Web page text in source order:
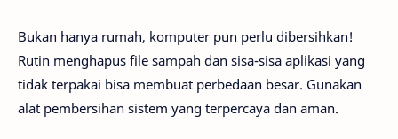
Bukan hanya rumah, komputer pun perlu dibersihkan!
Rutin menghapus file sampah dan sisa-sisa aplikasi yang
tidak terpakai bisa membuat perbedaan besar. Gunakan
alat pembersihan sistem yang terpercaya dan aman.